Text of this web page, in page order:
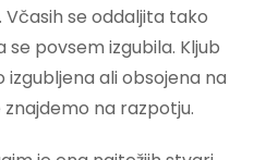
se oddaljita tako
se povsem izgubila. Kljub
izgubljena ali obsojena na
na razpotju.